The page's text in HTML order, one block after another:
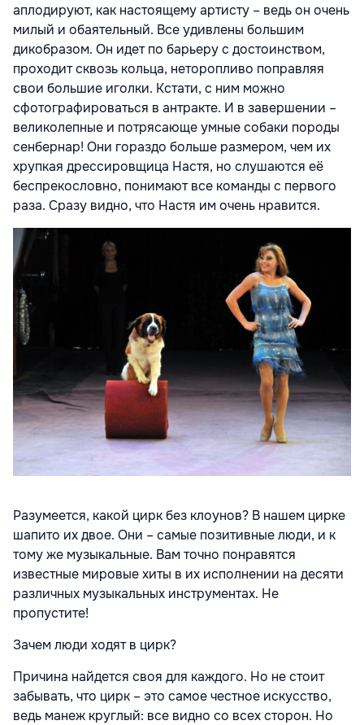
аплодируют, как настоящему артисту – ведь он очень
милый и обаятельный. Все удивлены большим
дикобразом. Он идет по барьеру с достоинством,
проходит сквозь кольца, неторопливо поправляя
свои большие иголки. Кстати, с ним можно
сфотографироваться в антракте. И в завершении –
великолепные и потрясающе умные собаки породы
сенбернар! Они гораздо больше размером, чем их
хрупкая дрессировщица Настя, но слушаются её
беспрекословно, понимают все команды с первого
раза. Сразу видно, что Настя им очень нравится.
Разумеется, какой цирк без клоунов? В нашем цирке
шапито их двое. Они – самые позитивные люди, и к
тому же музыкальные. Вам точно понравятся
известные мировые хиты в их исполнении на десяти
различных музыкальных инструментах. Не
пропустите!
Зачем люди ходят в цирк?
Причина найдется своя для каждого. Но не стоит
забывать, что цирк – это самое честное искусство,
ведь манеж круглый: все видно со всех сторон. Но